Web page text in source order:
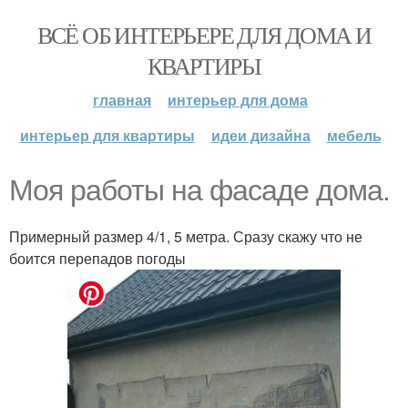
ВСЁ ОБ ИНТЕРЬЕРЕ ДЛЯ ДОМА И
КВАРТИРЫ
главная
интерьер для дома
интерьер для квартиры
идеи дизайна мебель
Моя работы на фасаде дома.
Примерный размер 4/1, 5 метра. Сразу скажу что не
боится перепадов погоды